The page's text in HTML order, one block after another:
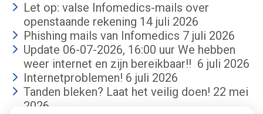
Let op: valse Infomedics-mails over
openstaande rekening 14 juli 2026
Phishing mails van Infomedics 7 juli 2026
Update 06-07-2026, 16:00 uur We hebben
weer internet en zijn bereikbaar!! 6 juli 2026
Internetproblemen! 6 juli 2026
Tanden bleken? Laat het veilig doen! 22 mei
2026